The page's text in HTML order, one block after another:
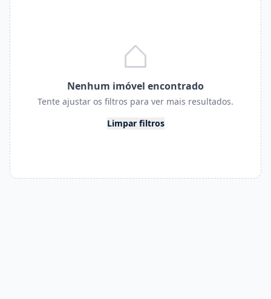
Nenhum imóvel encontrado
Tente ajustar os filtros para ver mais resultados.
Limpar filtros